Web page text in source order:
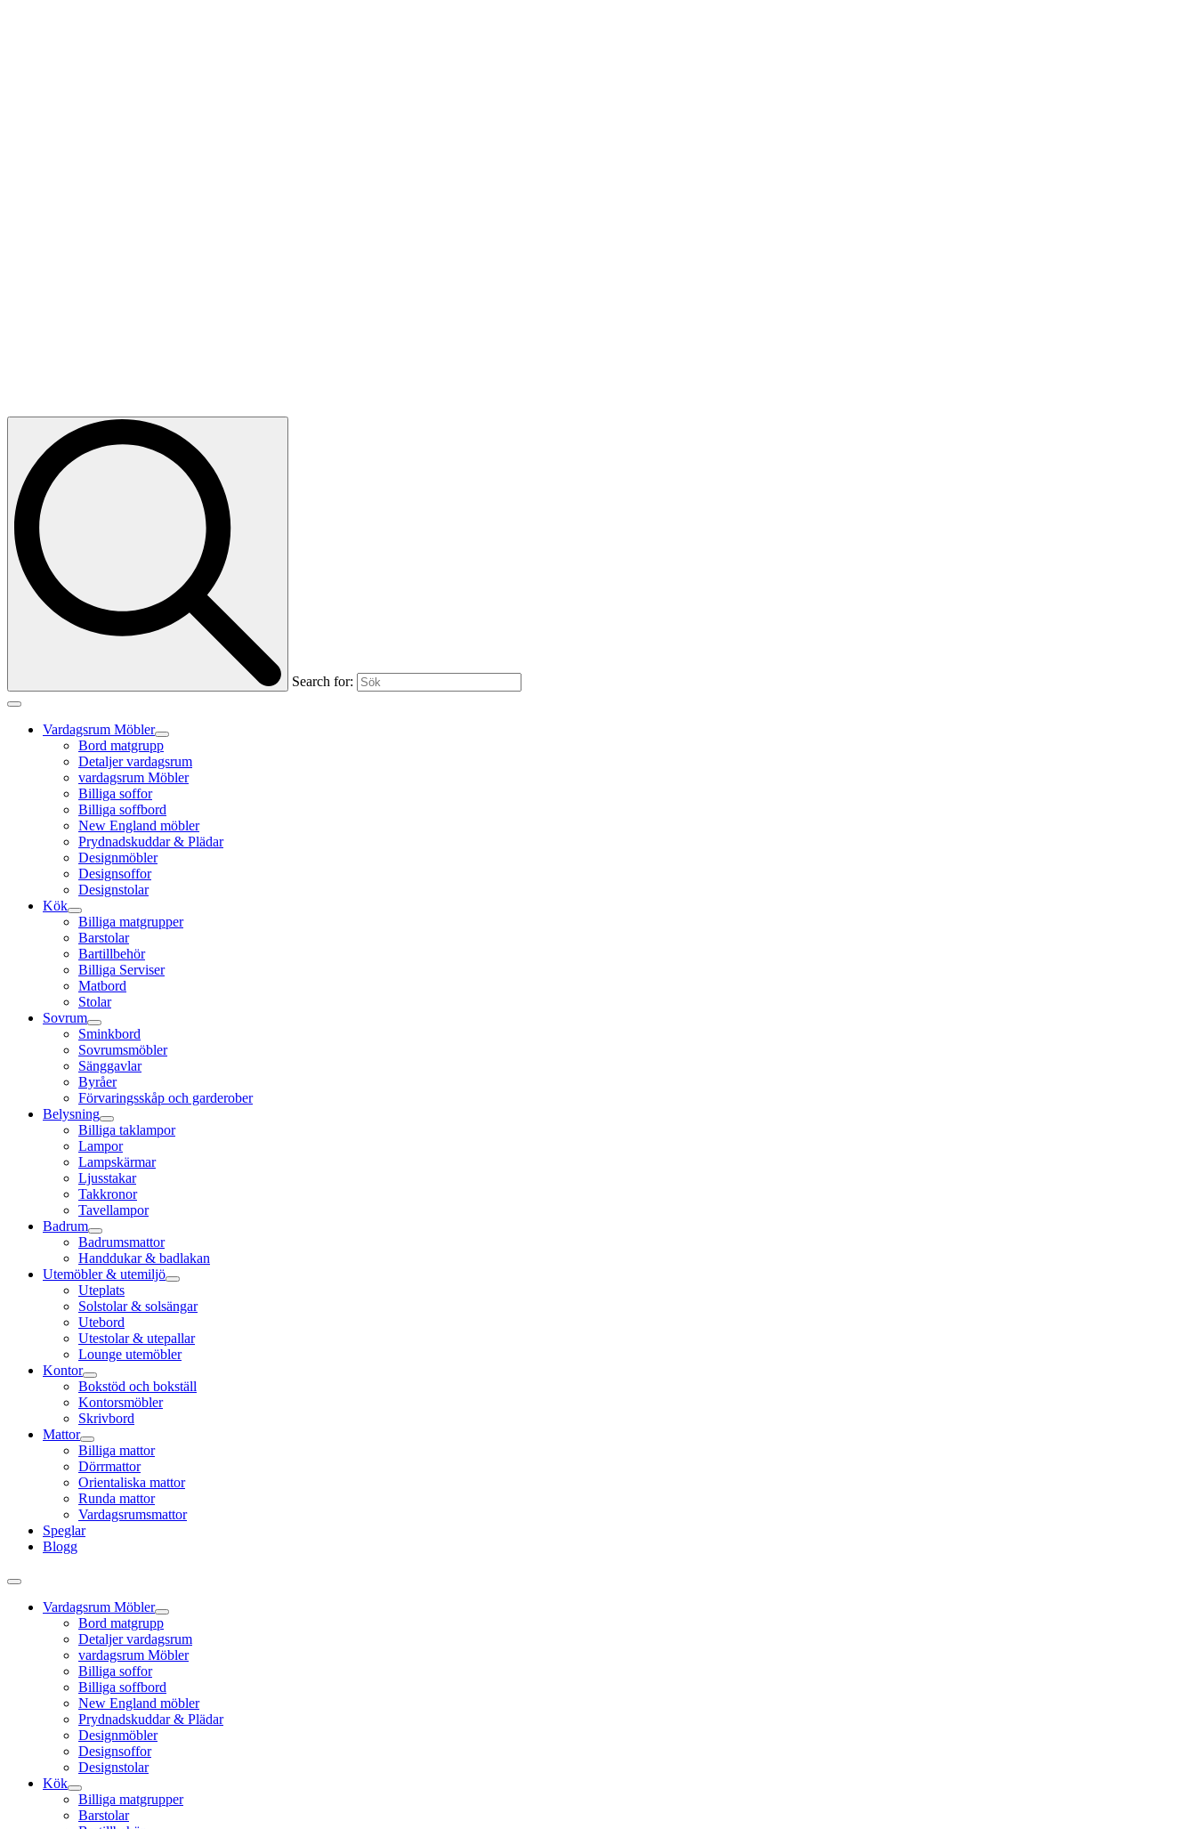
Search for:
Vardagsrum Möbler
Bord matgrupp
Detaljer vardagsrum
vardagsrum Möbler
Billiga soffor
Billiga soffbord
New England möbler
Prydnadskuddar & Plädar
Designmöbler
Designsoffor
Designstolar
Kök
Billiga matgrupper
Barstolar
Bartillbehör
Billiga Serviser
Matbord
Stolar
Sovrum
Sminkbord
Sovrumsmöbler
Sänggavlar
Byråer
Förvaringsskåp och garderober
Belysning
Billiga taklampor
Lampor
Lampskärmar
Ljusstakar
Takkronor
Tavellampor
Badrum
Badrumsmattor
Handdukar & badlakan
Utemöbler & utemiljö
Uteplats
Solstolar & solsängar
Utebord
Utestolar & utepallar
Lounge utemöbler
Kontor
Bokstöd och bokställ
Kontorsmöbler
Skrivbord
Mattor
Billiga mattor
Dörrmattor
Orientaliska mattor
Runda mattor
Vardagsrumsmattor
Speglar
Blogg
Vardagsrum Möbler
Bord matgrupp
Detaljer vardagsrum
vardagsrum Möbler
Billiga soffor
Billiga soffbord
New England möbler
Prydnadskuddar & Plädar
Designmöbler
Designsoffor
Designstolar
Kök
Billiga matgrupper
Barstolar